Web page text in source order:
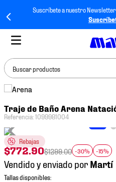
Suscríbete a nuestro Newsletter
Buscar productos
Traje de Baño Arena
Referencia:1099981004
Rebajas
$772.90$1299.00 -30% -15%
Vendido y enviado por
BUSCADOS
2.
tenis hombre
tenis
4.
tenis futbol